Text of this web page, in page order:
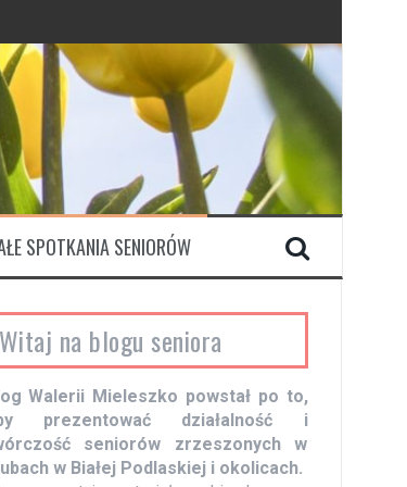
SPOTKANIA SENIORÓW
Witaj na blogu seniora
Walerii Mieleszko powstał po to,
prezentować działalność i
seniorów zrzeszonych w
w Białej Podlaskiej i okolicach.